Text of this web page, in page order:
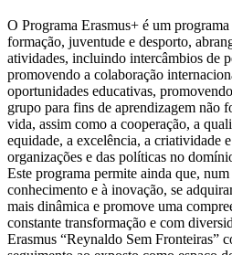
O Programa Erasmus+ é um
formação, juventude e desporto,
atividades, incluindo intercâmbios de
promovendo a colaboração
oportunidades educativas,
grupo para fins de aprendizagem não
vida, assim como a cooperação, a
equidade, a excelência, a criatividade
organizações e das políticas no
Este programa permite ainda que,
conhecimento e à inovação, se
mais dinâmica e promove uma
constante transformação e com
Erasmus “Reynaldo Sem Fronteiras”